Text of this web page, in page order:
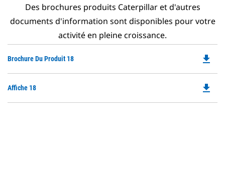
Des brochures produits Caterpillar et d'autres
documents d'information sont disponibles pour votre
activité en pleine croissance.
Brochure Du Produit 18
a
file_download
Affiche 18 file_download